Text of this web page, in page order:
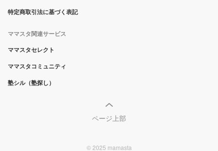
特定商取引法に基づく表記
ママスタ関連サービス
ママスタセレクト
ママスタコミュニティ
塾シル（塾探し）
ページ上部
© 2025 mamasta